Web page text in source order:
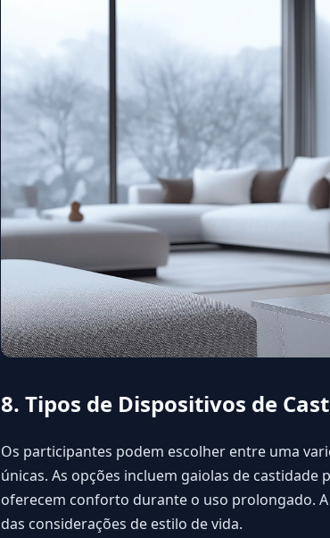
8. Tipos de Dispositivos de
Os participantes podem escolher entre uma
únicas. As opções incluem gaiolas de
oferecem conforto durante o uso prolongado.
das considerações de estilo de vida.